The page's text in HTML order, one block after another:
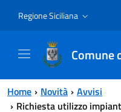
Regione Siciliana
Comune
Home Novità
Avvisi
Richiesta utilizzo